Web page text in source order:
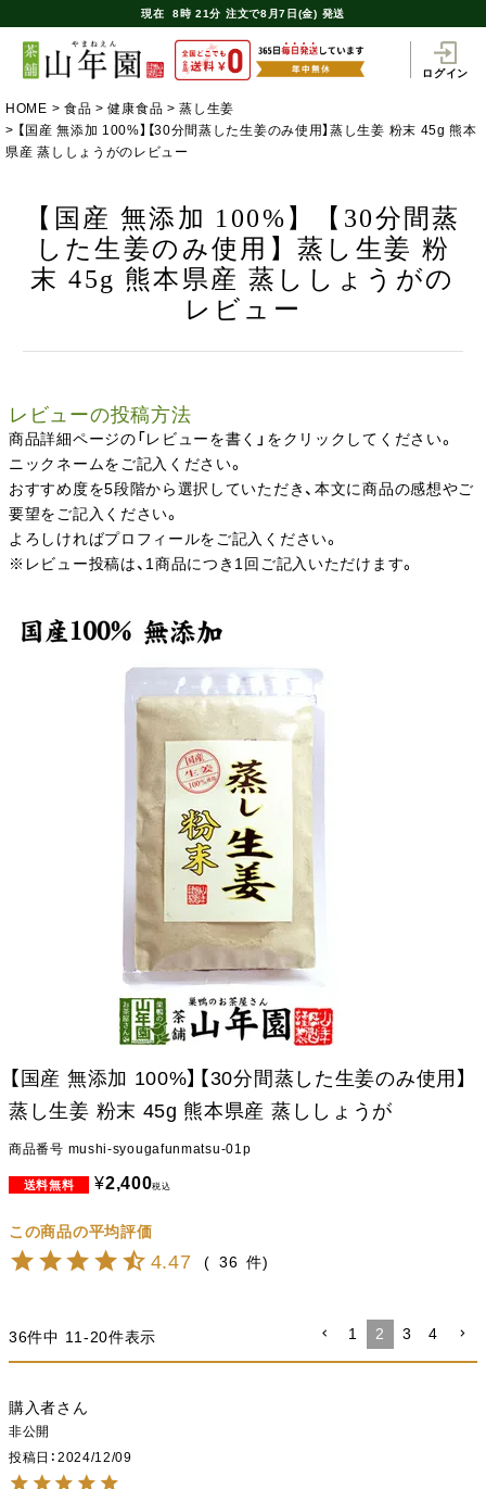
現在 8時 21分 注文で8月7日(金) 発送
ログイン
HOME 食品 健康食品
蒸し生姜
【国産 無添加 100%】【30分間蒸した生姜のみ使用】蒸し生姜 粉末 45g 熊本
県産 蒸ししょうがのレビュー
【国産 無添加 100%】【30分間蒸
した生姜のみ使用】蒸し生姜 粉
末 45g 熊本県産 蒸ししょうがの
レビュー
レビューの投稿方法
商品詳細ページの「レビューを書く」をクリックしてください。
ニックネームをご記入ください。
おすすめ度を5段階から選択していただき、本文に商品の感想やご
要望をご記入ください。
よろしければプロフィールをご記入ください。
※レビュー投稿は、1商品につき1回ご記入いただけます。
【国産 無添加 100%】【30分間蒸した生姜のみ使用】
蒸し生姜 粉末 45g 熊本県産 蒸ししょうが
商品番号 mushi-syougafunmatsu-01p
¥2,400税込
4.47 36
36件中 11 -20件表示 1 2 3 4
購入者
非公開
投稿日
2024/12/09